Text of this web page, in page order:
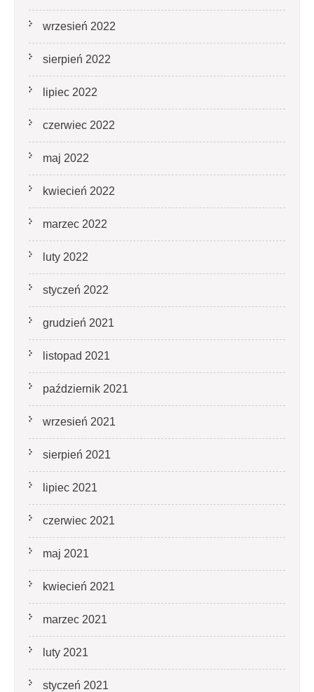
wrzesień 2022
sierpień 2022
lipiec 2022
czerwiec 2022
maj 2022
kwiecień 2022
marzec 2022
luty 2022
styczeń 2022
grudzień 2021
listopad 2021
październik 2021
wrzesień 2021
sierpień 2021
lipiec 2021
czerwiec 2021
maj 2021
kwiecień 2021
marzec 2021
luty 2021
styczeń 2021